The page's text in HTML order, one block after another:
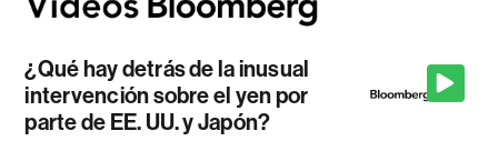
¿Qué hay detrás de la inusual
intervención sobre el yen por
parte de EE. UU. y Japón?